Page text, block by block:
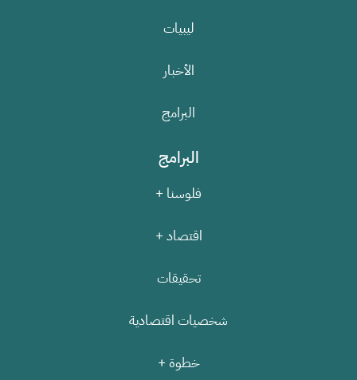
ليبيات
الأخبار
البرامج
البرامج
فلوسنا +
اقتصاد +
تحقيقات
شخصيات اقتصادية
خطوة +